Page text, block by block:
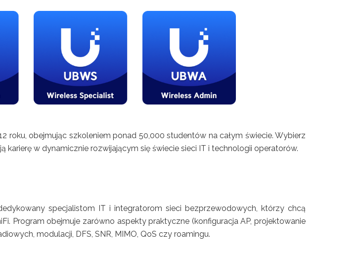
roku, obejmując szkoleniem ponad 50,000 studentów na całym świecie. Wybierz
karierę w dynamicznie rozwijającym się świecie sieci IT i technologii operatorów.
specjalistom IT i integratorom sieci bezprzewodowych, którzy chcą
Program obejmuje zarówno aspekty praktyczne (konfiguracja AP, projektowanie
modulacji, DFS, SNR, MIMO, QoS czy roamingu.